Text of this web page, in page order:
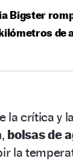
Bigster
de
la crítica y
bolsas de
la